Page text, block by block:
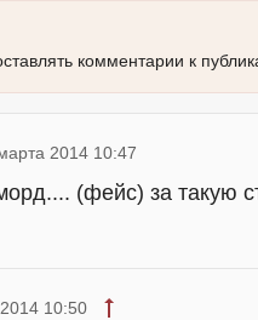
комментарии к
2014 10:47
(фейс) за такую
10:50